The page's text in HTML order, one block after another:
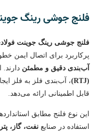
فلنج جوشی رینگ جوینت
فلنج جوشی رینگ جوینت فولادی
پرکاربرد برای اتصال ایمن
آب‌بندی دقیق و مطمئن دارند.
(RTJ)
، آب‌بندی فلز به فلز
قابل اطمینانی ارائه می‌دهد.
این نوع فلنج مطابق
استفاده در صنایع نفت، گاز،